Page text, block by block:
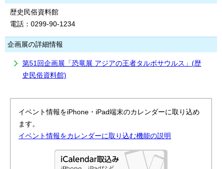
歴史民俗資料館
電話：0299-90-1234
企画展の詳細情報
第51回企画展「恐竜展 アジアの王者タルボサウルス」(歴
史民俗資料館)
イベント情報をiPhone・iPad端末のカレンダーに取り込め
ます。
イベント情報をカレンダーに取り込む機能の説明